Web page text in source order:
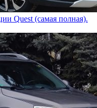
Quest (самая полная).